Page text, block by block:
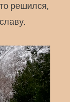
решился,